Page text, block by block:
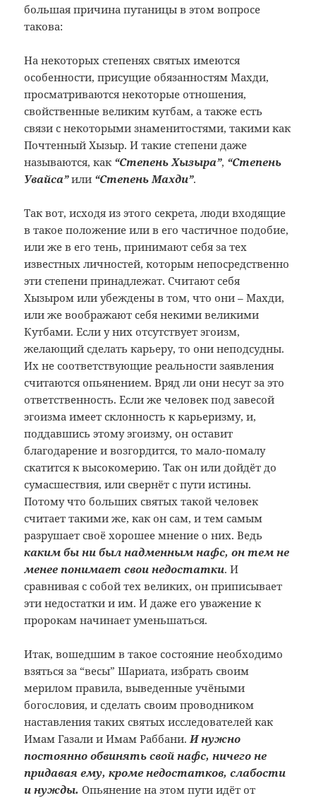
большая причина путаницы в этом вопросе
такова:
На некоторых степенях святых имеются
особенности, присущие обязанностям Махди,
просматриваются некоторые отношения,
свойственные великим кутбам, а также есть
связи с некоторыми знаменитостями, такими как
Почтенный Хызыр. И такие степени даже
называются, как “Степень Хызыра”, “Степень
Увайса”или “Степень Махди”.
Так вот, исходя из этого секрета, люди входящие
в такое положение или в его частичное подобие,
или же в его тень, принимают себя за тех
известных личностей, которым непосредственно
эти степени принадлежат. Считают себя
Хызыром или убеждены в том, что они – Махди,
или же воображают себя некими великими
Кутбами. Если у них отсутствует эгоизм,
желающий сделать карьеру, то они неподсудны.
Их не соответствующие реальности заявления
считаются опьянением. Вряд ли они несут за это
ответственность. Если же человек под завесой
эгоизма имеет склонность к карьеризму, и,
поддавшись этому эгоизму, он оставит
благодарение и возгордится, то мало-помалу
скатится к высокомерию. Так он или дойдёт до
сумасшествия, или свернёт с пути истины.
Потому что больших святых такой человек
считает такими же, как он сам, и тем самым
разрушает своё хорошее мнение о них. Ведь
каким бы ни был надменным нафс, он тем не
менее понимает свои недостатки. И
сравнивая с собой тех великих, он приписывает
эти недостатки и им. И даже его уважение к
пророкам начинает уменьшаться.
Итак, вошедшим в такое состояние необходимо
взяться за “весы” Шариата, избрать своим
мерилом правила, выведенные учёными
богословия, и сделать своим проводником
наставления таких святых исследователей как
Имам Газали и Имам Раббани.И нужно
постоянно обвинять свой нафс, ничего не
придавая ему, кроме недостатков, слабости
и нужды. Опьянение на этом пути идёт от